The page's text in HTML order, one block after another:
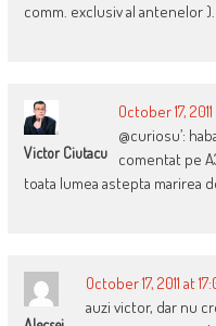
comm. exclusiv al antenelor ).
Victor Ciutacu
October 17,
@curiosu’:
comentat pe
toata lumea astepta marirea
October 17, 2011 at
auzi victor, dar nu